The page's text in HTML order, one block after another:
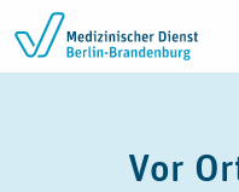
Zum Inhalt springen
Vor